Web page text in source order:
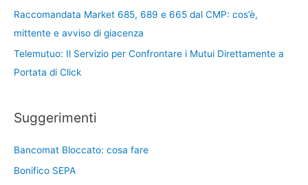
Raccomandata Market 685, 689 e 665 dal CMP: cos’è,
mittente e avviso di giacenza
Telemutuo: Il Servizio per Confrontare i Mutui Direttamente a
Portata di Click
Suggerimenti
Bancomat Bloccato: cosa fare
Bonifico SEPA